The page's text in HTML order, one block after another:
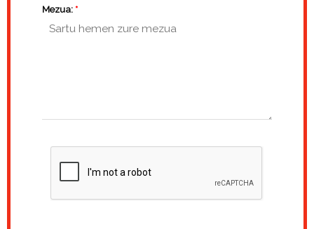
Mezua: *